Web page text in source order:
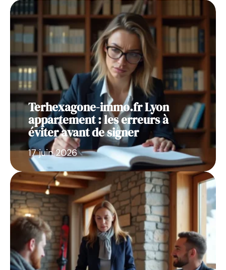
Terhexagone-immo.fr Lyon
appartement : les erreurs à
éviter avant de signer
17 juin 2026